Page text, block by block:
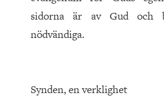
sidorna är av Gud och
nödvändiga.
Synden, en verklighet